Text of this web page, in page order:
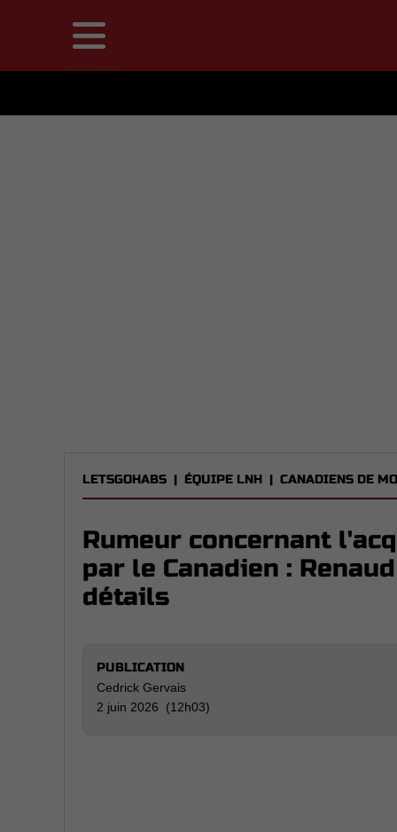
LETSGOHABS | ÉQUIPE LNH | CANADIENS DE
Rumeur concernant
par le Canadien :
détails
PUBLICATION
Cedrick Gervais
2 juin 2026 (12h03)